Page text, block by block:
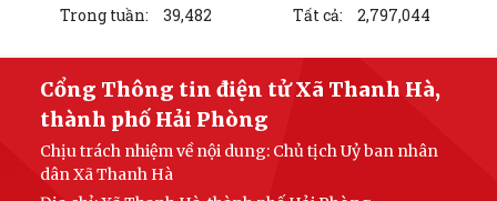
Trong tuần:
39,482 Tất cả: 2,797,044
Cổng Thông tin điện tử Xã Thanh Hà,
thành phố Hải Phòng
Chịu trách nhiệm về nội dung: Chủ tịch Uỷ ban nhân
dân Xã Thanh Hà